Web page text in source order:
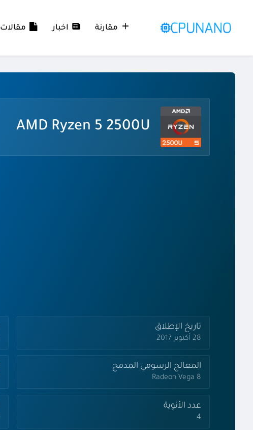
مقارنة اخبار مقالات
AMD Ryzen 5 2500U
تاريخ الإطلاق
28 أكتوبر 2017
المعالج الرسومي المدمج
Radeon Vega 8
عدد الأنوية
4